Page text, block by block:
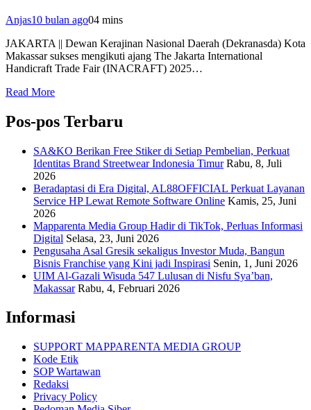
Anjas10 bulan ago04 mins
JAKARTA || Dewan Kerajinan Nasional Daerah (Dekranasda) Kota
Makassar sukses mengikuti ajang The Jakarta International
Handicraft Trade Fair (INACRAFT) 2025…
Read More
Pos-pos Terbaru
SA&KO Berikan Free Stiker di Setiap Pembelian, Perkuat
Identitas Brand Streetwear Indonesia Timur Rabu, 8, Juli
2026
Beradaptasi di Era Digital, AL88OFFICIAL Perkuat Layanan
Service HP Lewat Remote Software Online Kamis, 25, Juni
2026
Mapparenta Media Group Hadir di TikTok, Perluas Informasi
Digital Selasa, 23, Juni 2026
Pengusaha Asal Gresik sekaligus Investor Muda, Bangun
Bisnis Franchise yang Kini jadi Inspirasi Senin, 1, Juni 2026
UIM Al-Gazali Wisuda 547 Lulusan di Nisfu Sya’ban,
Makassar Rabu, 4, Februari 2026
Informasi
SUPPORT MAPPARENTA MEDIA GROUP
Kode Etik
SOP Wartawan
Redaksi
Privacy Policy